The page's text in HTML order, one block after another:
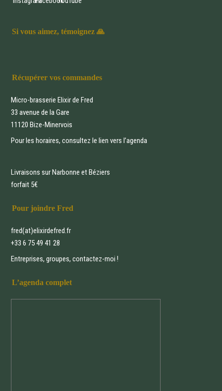
Si vous aimez, témoignez 🙏
Récupérer vos commandes
Micro-brasserie Elixir de Fred
33 avenue de la Gare
11120 Bize-Minervois
Pour les horaires, consultez le lien versl’agenda
Livraisons sur Narbonne et Béziers
forfait 5€
Pour joindre Fred
fred(at)elixirdefred.fr
+33 6 75 49 41 28
Entreprises, groupes, contactez-moi !
L’agenda complet